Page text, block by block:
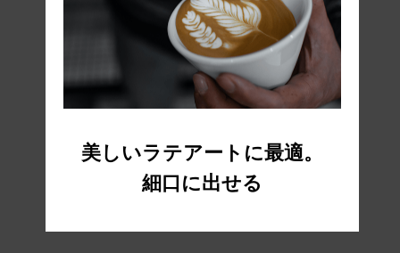
美しいラテアートに最適。
細口に出せる